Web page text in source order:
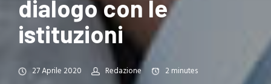
dialogo con le
istituzioni
27 Aprile 2020 Redazione 2minutes